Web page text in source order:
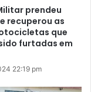
prendeu
recuperou as
que
furtadas em
22:19 pm